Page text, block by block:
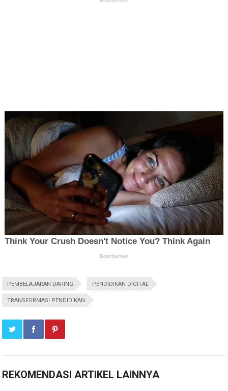
PEMBELAJARAN DARING PENDIDIKAN DIGITAL
TRANSFORMASI PENDIDIKAN
REKOMENDASI ARTIKEL LAINNYA